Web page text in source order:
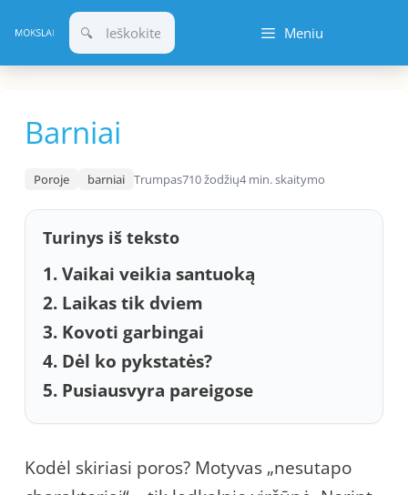
prie
turinio
Meniu
Barniai
Poroje barniai Trumpas710 žodžių4 min. skaitymo
Turinys iš teksto
1. Vaikai veikia santuoką
2. Laikas tik dviem
3. Kovoti garbingai
4. Dėl ko pykstatės?
5. Pusiausvyra pareigose
Kodėl skiriasi poros? Motyvas „nesutapo